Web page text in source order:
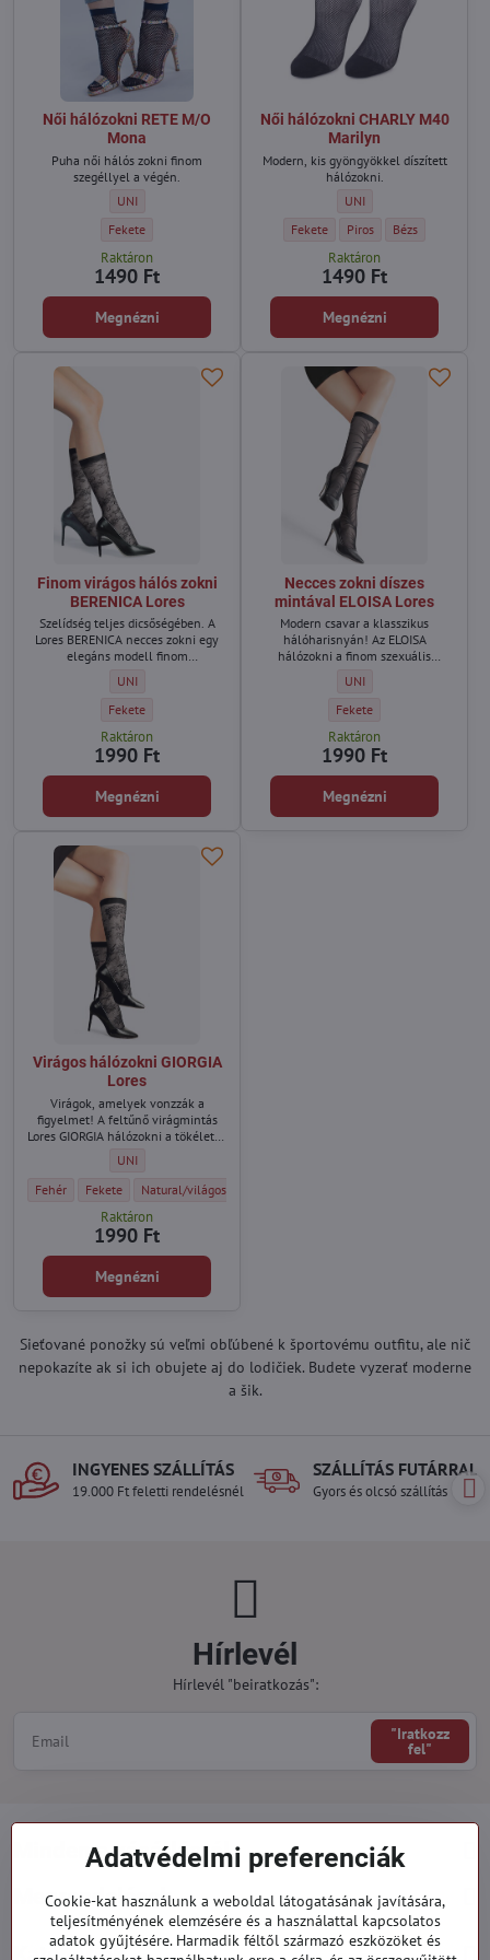
Női hálózokni RETE M/O
Mona
Puha női hálós zokni finom
szegéllyel a végén.
Női hálózokni RETE M/O Mona - Méret:
UNI
Női hálózokni RETE M/O Mona - Szín:
Fekete
Raktáron
1490 Ft
Megnézni
Női hálózokni CHARLY M40
Marilyn
Modern, kis gyöngyökkel díszített
hálózokni.
Női hálózokni CHARLY
UNI
Női hálózokni CHARLY M40 Marilyn
Fekete Női hálózokni CHARLY
Piros Női hálózokni
Bézs
Raktáron
1490 Ft
Megnézni
Finom virágos hálós zokni
BERENICA Lores
Szelídség teljes dicsőségében. A
Lores BERENICA necces zokni egy
elegáns modell finom
elegánsabbá teszi a mindennapi és
az esti stílust.
Finom virágos hálós zokni BERENICA Lores - Méret:
UNI
Finom virágos hálós zokni BERENICA Lores - Szín:
Fekete
Raktáron
1990 Ft
Megnézni
Necces zokni díszes
mintával ELOISA Lores
Modern csavar a klasszikus
hálóharisnyán! Az ELOISA
hálózokni a finom szexuális
kombinációja. A dinamikus
virágmintás stílusos kiegészítővé
tökéletesen passzolnak tűsarkúhoz,
cipóhoz vagy bokacsizmához.
Necces zokni díszes
UNI
Necces zokni díszes
Fekete
Raktáron
1990 Ft
Megnézni
Virágos hálózokni GIORGIA
Lores
Virágok, amelyek vonzzák a
figyelmet! A feltűnő virágmintás
Lores GIORGIA hálózokni a tökéletes
módja annak, hogy romantikus,
mégis stílusos megjelenést
kölcsönözz öltözékének.
Virágos hálózokni GIORGIA Lores - Méret:
UNI
Virágos hálózokni GIORGIA Lores - Szín:
Fehér Virágos hálózokni GIORGIA Lores - Szín:
Fekete Virágos hálózokni GIORGIA Lores - Szín:
Natural/világos testszínű
Raktáron
1990 Ft
Megnézni
Sieťované ponožky sú veľmi obľúbené k športovému outfitu, ale nič
nepokazíte ak si ich obujete aj do lodičiek. Budete vyzerať moderne
a šik.
INGYENES SZÁLLÍTÁS
19.000 Ft feletti rendelésnél
SZÁLLÍTÁS FUTÁRRAL
Gyors és olcsó szállítás
Hírlevél
Hírlevél "beiratkozás":
"Iratkozz
fel"
Minden a vásárlásról
Megrendelések
Kategóriák
Adatvédelmi preferenciák
Cookie-kat használunk a weboldal látogatásának javítására,
teljesítményének elemzésére és a használattal kapcsolatos
adatok gyűjtésére. Harmadik féltől származó eszközöket és